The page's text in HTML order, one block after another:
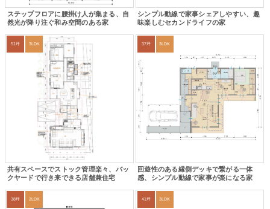
ステップフロアに腰掛け人が集まる、自
然光が降り注ぐ和み空間のある家
シンプル動線で家事シェアしやすい、趣
味楽しむセカンドライフの家
51坪 3LDK
共有スペースでストック管理楽々、バッ
クヤードで行き来できる店舗兼住宅
37坪 3LDK
回遊性のある縁側デッキで繋がる一体
感、シンプル動線で家事が楽になる家
38坪 2LDK 41坪 3LDK